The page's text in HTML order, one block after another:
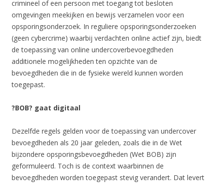
crimineel of een persoon met toegang tot besloten
omgevingen meekijken en bewijs verzamelen voor een
opsporingsonderzoek. In reguliere opsporingsonderzoeken
(geen cybercrime) waarbij verdachten online actief zijn, biedt
de toepassing van online undercoverbevoegdheden
additionele mogelijkheden ten opzichte van de
bevoegdheden die in de fysieke wereld kunnen worden
toegepast.
?BOB? gaat digitaal
Dezelfde regels gelden voor de toepassing van undercover
bevoegdheden als 20 jaar geleden, zoals die in de Wet
bijzondere opsporingsbevoegdheden (Wet BOB) zijn
geformuleerd. Toch is de context waarbinnen de
bevoegdheden worden toegepast stevig verandert. Dat levert